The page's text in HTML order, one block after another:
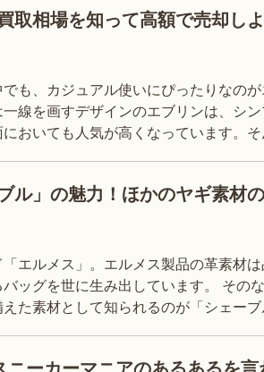
取相場を知って高額で売却し
も、カジュアル使いにぴったりなの
線を画すデザインのエブリンは、シ
おいても人気が高くなっています。
ル」の魅力！ほかのヤギ素材
エルメス」。エルメス製品の革素材
を世に生み出しています。 そのなかで
た素材として知られるのが「シェー
ーカーマニアのあるあるを言